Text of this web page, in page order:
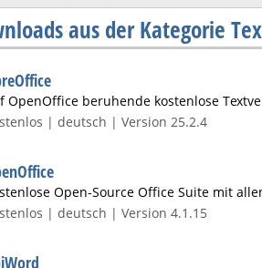
aus der Kategorie
OpenOffice beruhende kostenlose
| deutsch | Version 25.2.4
Open-Source Office Suite mit
| deutsch | Version 4.1.15